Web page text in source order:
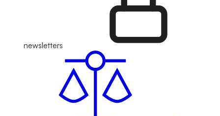
newsletters